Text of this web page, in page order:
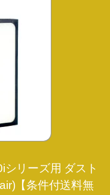
リーズ用 ダスト
【条件付送料無